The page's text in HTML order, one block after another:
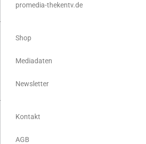
promedia-thekentv.de
Shop
Mediadaten
Newsletter
Kontakt
AGB